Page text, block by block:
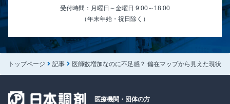
受付時間：月曜日～金曜日 9:00～18:00
（年末年始・祝日除く）
トップページ 記事 医師数増加なのに不足感？ 偏在マップから見えた現状
医療機関・ 団体の方